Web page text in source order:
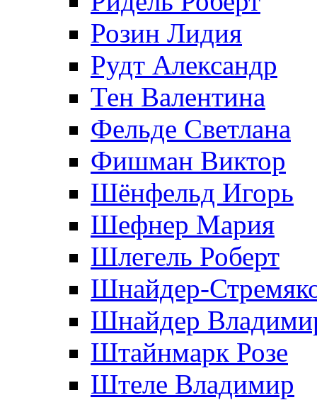
Розин Лидия
Рудт Александр
Тен Валентина
Фельде Светлана
Фишман Виктор
Шёнфельд Игорь
Шефнер Мария
Шлегель Роберт
Шнайдер-
Шнайдер
Штайнмарк Розe
Штеле Владимир